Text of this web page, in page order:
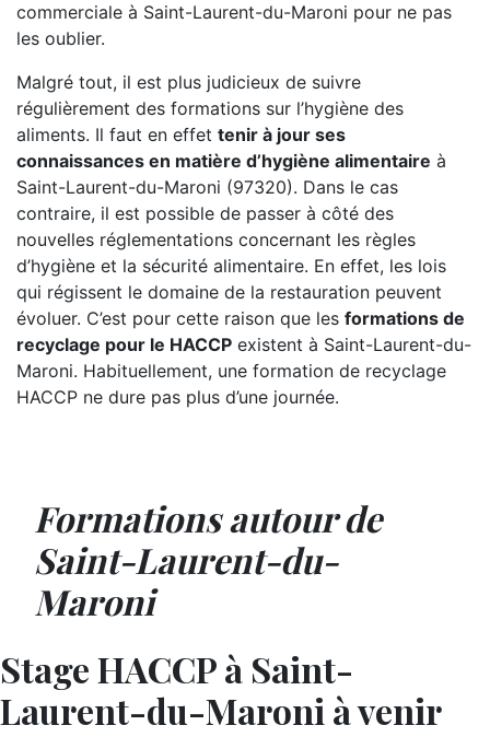
commerciale à Saint-Laurent-du-Maroni pour ne pas
les oublier.
Malgré tout, il est plus judicieux de suivre
régulièrement des formations sur l’hygiène des
aliments. Il faut en effet tenir à jour ses
connaissances en matière d’hygiène alimentaire à
Saint-Laurent-du-Maroni (97320). Dans le cas
contraire, il est possible de passer à côté des
nouvelles réglementations concernant les règles
d’hygiène et la sécurité alimentaire. En effet, les lois
qui régissent le domaine de la restauration peuvent
évoluer. C’est pour cette raison que les formations de
recyclage pour le HACCP existent à Saint-Laurent-du-
Maroni. Habituellement, une formation de recyclage
HACCP ne dure pas plus d’une journée.
Formations autour de
Saint-Laurent-du-
Maroni
Stage HACCP à Saint-
Laurent-du-Maroni à venir